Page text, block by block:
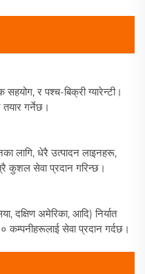
सहयोग, र पश्च-बिक्री ग्यारेन्टी।
तयार गर्नेछ।
लागि, धेरै उत्पादन लाइनहरू,
कुशल सेवा प्रदान गरिन्छ।
दक्षिण अमेरिका, आदि) निर्यात
कम्पनीहरूलाई सेवा प्रदान गर्दछ।